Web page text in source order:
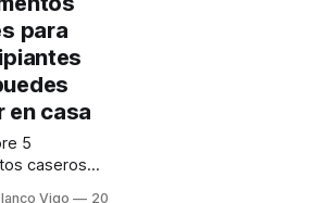
te lo
y tepara
en casa
5
caseros
Vigo 20